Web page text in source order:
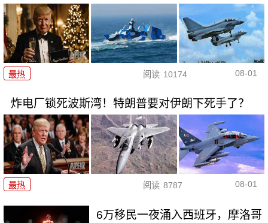
最热 阅读 10174 08-01
炸电厂锁死波斯湾！特朗普要对伊朗下死手了？
最热 阅读 8787 08-01
6万移民一夜涌入西班牙，摩洛哥